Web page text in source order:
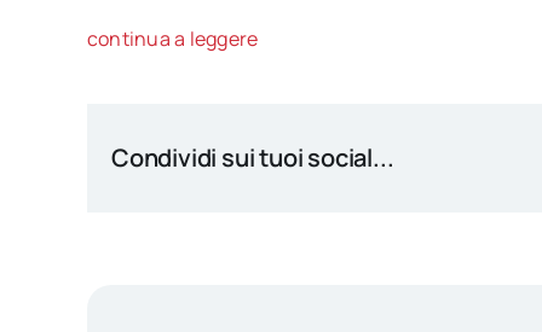
continua a leggere
Condividi sui tuoi social...